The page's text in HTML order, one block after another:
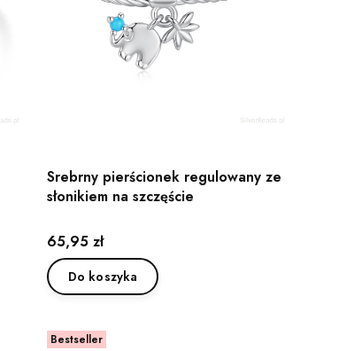
Srebrny pierścionek regulowany ze
słonikiem na szczęście
Cena
65,95 zł
Do koszyka
Bestseller